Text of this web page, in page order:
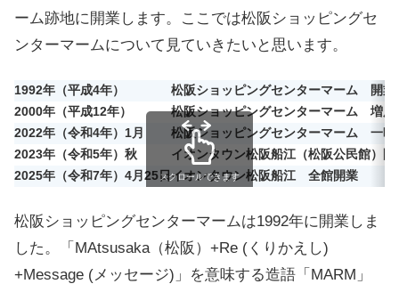
ーム跡地に開業します。ここでは松阪ショッピングセ
ンターマームについて見ていきたいと思います。
1992年（平成4年）
松阪ショッピングセンターマーム 開業
2000年（平成12年）
松阪ショッピングセンターマーム 増床
2022年（令和4年）1月
松阪ショッピングセンターマーム 一時
2023年（令和5年）秋
イオンタウン松阪船江（松阪公民館）開
2025年（令和7年）4月25日イオンタウン松阪船江 全館開業
スクロールできます
松阪ショッピングセンターマームは1992年に開業しま
した。「MAtsusaka（松阪）+Re (くりかえし)
+Message (メッセージ)」を意味する造語「MARM」